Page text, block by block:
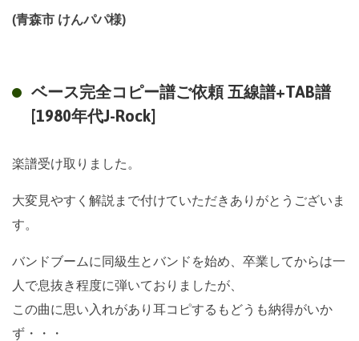
(青森市 けんパパ様)
ベース完全コピー譜ご依頼 五線譜+TAB譜
[1980年代J-Rock]
楽譜受け取りました。
大変見やすく解説まで付けていただきありがとうございま
す。
バンドブームに同級生とバンドを始め、卒業してからは一
人で息抜き程度に弾いておりましたが、
この曲に思い入れがあり耳コピするもどうも納得がいか
ず・・・